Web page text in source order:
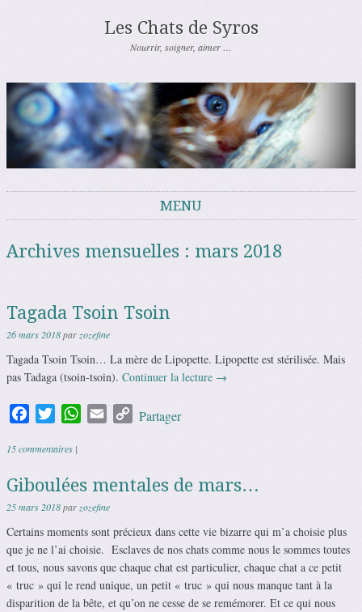
Les Chats de Syros
Nourrir, soigner, aimer …
MENU
Archives mensuelles : mars 2018
Tagada Tsoin Tsoin
26 mars 2018parzozefine
Tagada Tsoin Tsoin… La mère de Lipopette. Lipopette est stérilisée. Mais
pas Tadaga (tsoin-tsoin). Continuer la lecture →
FacebookTwitterWhatsApp
Email Copy
Partager
15 commentaires |
Giboulées mentales de mars…
25 mars 2018parzozefine
Certains moments sont précieux dans cette vie bizarre qui m’a choisie plus
que je ne l’ai choisie. Esclaves de nos chats comme nous le sommes toutes
et tous, nous savons que chaque chat est particulier, chaque chat a ce petit
« truc » qui le rend unique, un petit « truc » qui nous manque tant à la
disparition de la bête, et qu’on ne cesse de se remémorer. Et ce qui nous